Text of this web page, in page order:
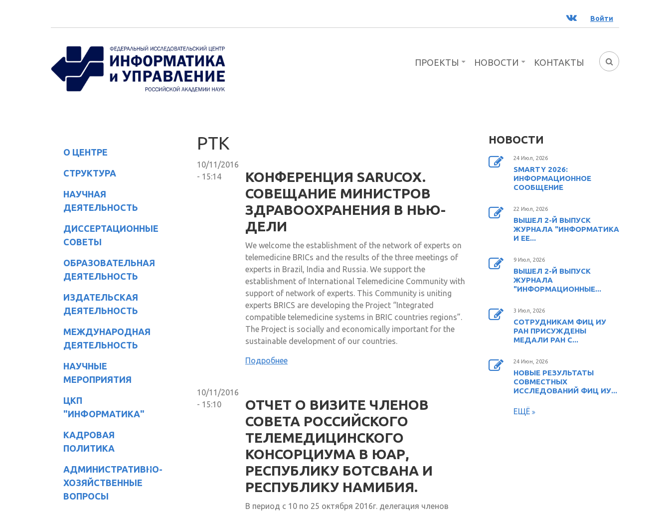
ВК Войти
ФОРМА
ПРОЕКТЫ НОВОСТИ КОНТАКТЫ
О ЦЕНТРЕ
СТРУКТУРА
НАУЧНАЯ
ДЕЯТЕЛЬНОСТЬ
ДИССЕРТАЦИОННЫЕ
СОВЕТЫ
ОБРАЗОВАТЕЛЬНАЯ
ДЕЯТЕЛЬНОСТЬ
ИЗДАТЕЛЬСКАЯ
ДЕЯТЕЛЬНОСТЬ
МЕЖДУНАРОДНАЯ
ДЕЯТЕЛЬНОСТЬ
НАУЧНЫЕ
МЕРОПРИЯТИЯ
ЦКП
"ИНФОРМАТИКА"
КАДРОВАЯ
ПОЛИТИКА
АДМИНИСТРАТИВНО-
ХОЗЯЙСТВЕННЫЕ
ВОПРОСЫ
РТК
10/11/2016
- 15:14
КОНФЕРЕНЦИЯ SARUCOX.
СОВЕЩАНИЕ МИНИСТРОВ
ЗДРАВООХРАНЕНИЯ В НЬЮ-
ДЕЛИ
We welcome the establishment of the network of experts on
telemedicine BRICs and the results of the three meetings of
experts in Brazil, India and Russia. We support the
establishment of International Telemedicine Community with
support of network of experts. This Community is uniting
experts BRICS are developing the Project “Integrated
compatible telemedicine systems in BRIC countries regions”.
The Project is socially and economically important for the
sustainable development of our countries.
Подробнее
10/11/2016
- 15:10
ОТЧЕТ О ВИЗИТЕ ЧЛЕНОВ
СОВЕТА РОССИЙСКОГО
ТЕЛЕМЕДИЦИНСКОГО
КОНСОРЦИУМА В ЮАР,
РЕСПУБЛИКУ БОТСВАНА И
РЕСПУБЛИКУ НАМИБИЯ.
В период с 10 по 25 октября 2016г. делегация членов
НОВОСТИ
24 Июл, 2026
SMARTY 2026:
ИНФОРМАЦИОННОЕ
СООБЩЕНИЕ
22 Июл, 2026
ВЫШЕЛ 2-Й ВЫПУСК
ЖУРНАЛА "ИНФОРМАТИКА
И ЕЕ...
9 Июл, 2026
ВЫШЕЛ 2-Й ВЫПУСК
ЖУРНАЛА
"ИНФОРМАЦИОННЫЕ...
3 Июл, 2026
СОТРУДНИКАМ ФИЦ ИУ
РАН ПРИСУЖДЕНЫ
МЕДАЛИ РАН С...
24 Июн, 2026
НОВЫЕ РЕЗУЛЬТАТЫ
СОВМЕСТНЫХ
ИССЛЕДОВАНИЙ ФИЦ ИУ...
ЕЩЁ